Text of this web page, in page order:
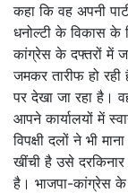
कहा कि वह अपनी
धनोल्टी के विकास के
कांग्रेस के दफ्तरों में
जमकर तारीफ हो
पर देखा जा रहा है।
आपने कार्यालयों में
विपक्षी दलों ने भी
खींची है उसे दरकिनार
है। भाजपा-कांग्रेस के